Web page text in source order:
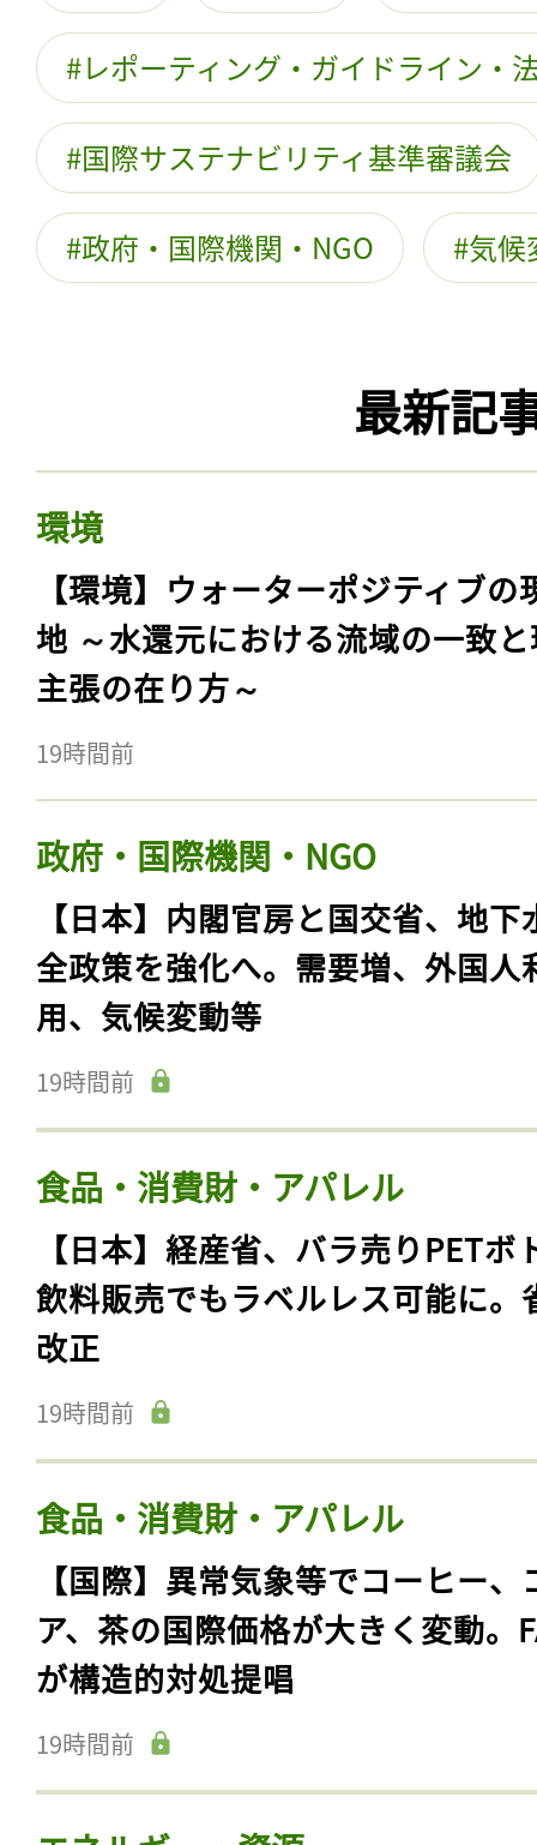
レポーティング・ガイドライン・
国際サステナビリティ基準審議会
政府・国際機関・NGO 気候
最新記
環境
【環境】ウォーターポジティブの
地 ～水還元における流域の一致
主張の在り方～
19時間前
政府・国際機関・NGO
【日本】内閣官房と国交省、地下
全政策を強化へ。需要増、外国人
用、気候変動等
19時間前
食品・消費財・アパレル
【日本】経産省、バラ売りPETボ
飲料販売でもラベルレス可能に。
改正
19時間前
食品・消費財・アパレル
【国際】異常気象等でコーヒー、
ア、茶の国際価格が大きく変動。
が構造的対処提唱
19時間前